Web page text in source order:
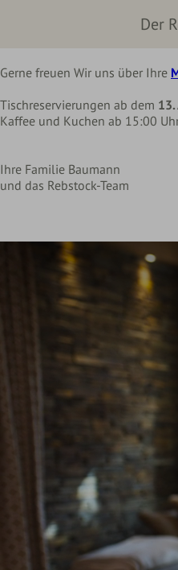
wir machen eine kleine Pause
Gerne freuen Wir uns über Ihre
Tischreservierungen ab dem
Kaffee und Kuchen ab 15:00
Ihre Familie Baumann
und das Rebstock-Team
Der